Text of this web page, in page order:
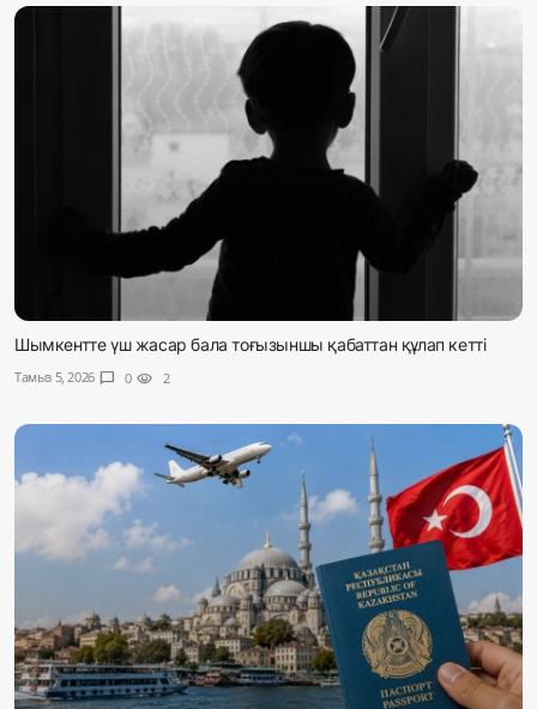
Шымкентте үш жасар бала тоғызыншы қабаттан құлап кетті
Тамыз 5, 2026 chat_bubble 0 visibility 2